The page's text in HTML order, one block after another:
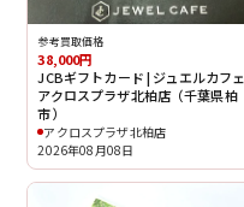
参考買取価格
38,000円
JCBギフトカード | ジュエルカフェ
アクロスプラザ北柏店（千葉県柏
市）
アクロスプラザ北柏店
2026年08月08日